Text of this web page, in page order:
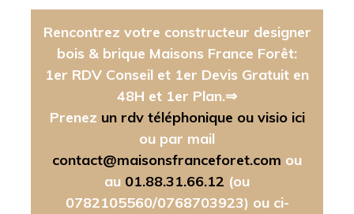
Rencontrez votre constructeur designer
bois & brique Maisons France Forêt:
1er RDV Conseil et 1er Devis Gratuit en
48H et 1er Plan.⇒
Prenez un rdv téléphonique ou visio ici
ou par mail
contact@maisonsfranceforet.com ou
au 01.88.31.66.12 (ou
0782105560/0768703923) ou ci-